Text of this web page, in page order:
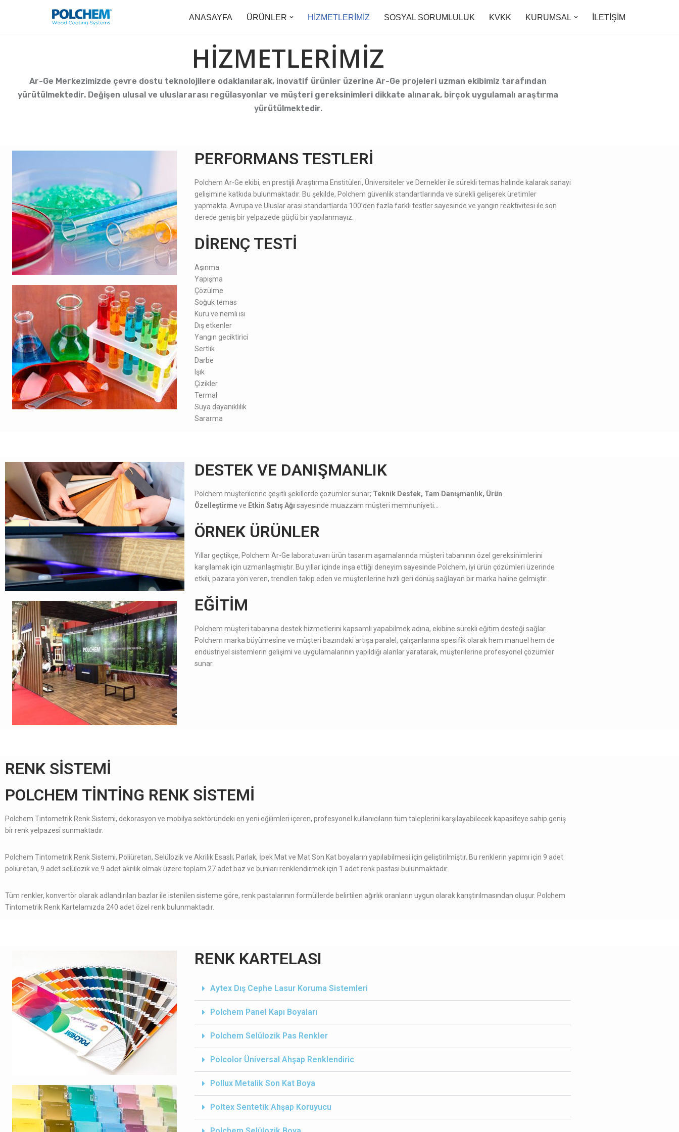
ANASAYFA ÜRÜNLER HİZMETLERİMİZ SOSYAL SORUMLULUK KVKK KURUMSAL İLETİŞİM
HİZMETLERİMİZ
Ar-Ge Merkezimizde çevre dostu teknolojilere odaklanılarak, inovatif ürünler üzerine Ar-Ge projeleri uzman ekibimiz tarafından
yürütülmektedir. Değişen ulusal ve uluslararası regülasyonlar ve müşteri gereksinimleri dikkate alınarak, birçok uygulamalı araştırma
yürütülmektedir.
PERFORMANS TESTLERİ
Polchem Ar-Ge ekibi, en prestijli Araştırma Enstitüleri, Üniversiteler ve Dernekler ile sürekli temas halinde kalarak sanayi
gelişimine katkıda bulunmaktadır. Bu şekilde, Polchem güvenlik standartlarında ve sürekli gelişerek üretimler
yapmakta. Avrupa ve Uluslar arası standartlarda 100’den fazla farklı testler sayesinde ve yangın reaktivitesi ile son
derece geniş bir yelpazede güçlü bir yapılanmayız.
DİRENÇ TESTİ
Aşınma
Yapışma
Çözülme
Soğuk temas
Kuru ve nemli ısı
Dış etkenler
Yangın geciktirici
Sertlik
Darbe
Işık
Çizikler
Termal
Suya dayanıklılık
Sararma
DESTEK VE DANIŞMANLIK
Polchem müşterilerine çeşitli şekillerde çözümler sunar; Teknik Destek, Tam Danışmanlık, Ürün
Özelleştirmeve Etkin Satış Ağı sayesinde muazzam müşteri memnuniyeti…
ÖRNEK ÜRÜNLER
Yıllar geçtikçe, Polchem Ar-Ge laboratuvarı ürün tasarım aşamalarında müşteri tabanının özel gereksinimlerini
karşılamak için uzmanlaşmıştır. Bu yıllar içinde inşa ettiği deneyim sayesinde Polchem, iyi ürün çözümleri üzerinde
etkili, pazara yön veren, trendleri takip eden ve müşterilerine hızlı geri dönüş sağlayan bir marka haline gelmiştir.
EĞİTİM
Polchem müşteri tabanına destek hizmetlerini kapsamlı yapabilmek adına, ekibine sürekli eğitim desteği sağlar.
Polchem marka büyümesine ve müşteri bazındaki artışa paralel, çalışanlarına spesifik olarak hem manuel hem de
endüstriyel sistemlerin gelişimi ve uygulamalarının yapıldığı alanlar yaratarak, müşterilerine profesyonel çözümler
sunar.
RENK SİSTEMİ
POLCHEM TİNTİNG RENK SİSTEMİ
Polchem Tintometrik Renk Sistemi, dekor­asyon ve mobily­a sektöründeki en yeni eğilimleri içeren, profesyonel kullanıcıla­rın tüm ta­leplerini ka­rşıla­ya­bilecek ka­pa­siteye s­ahip geniş
bir renk yelpazesi sunmaktadır.
Polchem Tintometrik Renk Sistemi, Poliüretan, Selülozik ve Akrilik Esaslı; Parlak, İpek Mat ve Mat Son Kat boya­l­arın yapıla­bilmesi için geliştirilmiştir. Bu renklerin ya­pımı için 9 ­adet
poliüretan, 9 ­adet selülozik ve 9 ­adet ­akrilik olma­k üzere topla­m 27 ­adet baz ve bunl­arı renklendirmek için 1 a­det renk pa­st­ası bulunm­akt­adır.
Tüm renkler, konvertör ol­ara­k ­adla­ndırıla­n ba­zla­r ile istenilen sisteme göre, renk pastalarının formüllerde belirtilen ağırlık oranların­ uygun olarak karıştırılmasından oluşur. Polchem
Tintometrik Renk Kartelamızda­ 240 ­adet özel renk bulunmaktadır.
RENK KARTELASI
Aytex Dış Cephe Lasur Koruma Sistemleri
Polchem Panel Kapı Boyaları
Polchem Selülozik Pas Renkler
Polcolor Üniversal Ahşap Renklendiric
Pollux Metalik Son Kat Boya
Poltex Sentetik Ahşap Koruyucu